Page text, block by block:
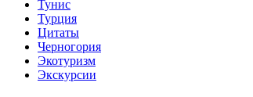
Тунис
Турция
Цитаты
Черногория
Экотуризм
Экскурсии